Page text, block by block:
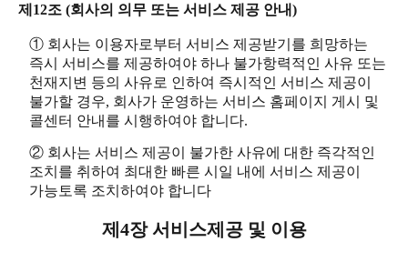
제12조 (회사의 의무 또는 서비스 제공 안내)
① 회사는 이용자로부터 서비스 제공받기를 희망하는
즉시 서비스를 제공하여야 하나 불가항력적인 사유 또는
천재지변 등의 사유로 인하여 즉시적인 서비스 제공이
불가할 경우, 회사가 운영하는 서비스 홈페이지 게시 및
콜센터 안내를 시행하여야 합니다.
② 회사는 서비스 제공이 불가한 사유에 대한 즉각적인
조치를 취하여 최대한 빠른 시일 내에 서비스 제공이
가능토록 조치하여야 합니다
제4장 서비스제공 및 이용